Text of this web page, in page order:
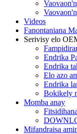
Videos
Fanontaniana
Serivisy elo
Endrika
Endrika
Elo azo
Endrika
Bokikely
Momba anay
Mifandraisa